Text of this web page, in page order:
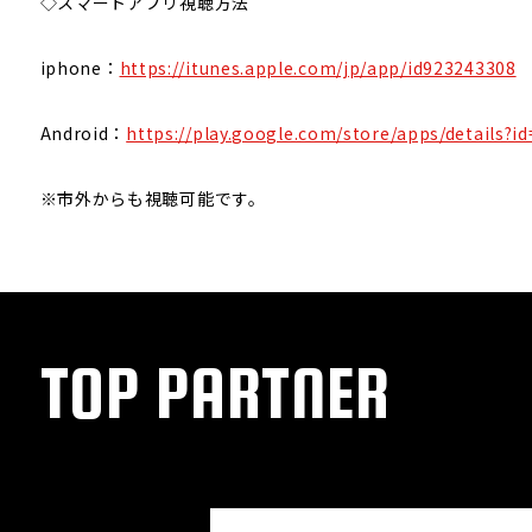
iphone： https://itunes.apple.com/jp/app/id923243308
Android： https://play.google.com/store/apps/
※市外からも視聴可能です。
TOP PARTNER